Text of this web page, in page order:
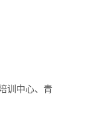
训中心、青